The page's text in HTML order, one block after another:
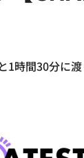
1時間30分に